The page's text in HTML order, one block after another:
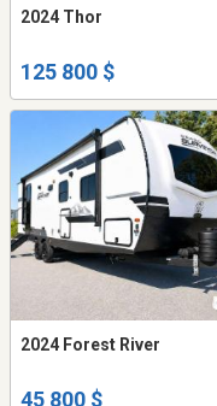
2024 Thor
125 800 $
2024 Forest River
45 800 $